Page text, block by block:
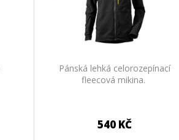
Pánská lehká celorozepínací
fleecová mikina.
540 KČ